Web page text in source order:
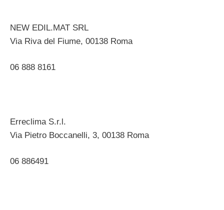
NEW EDIL.MAT SRL
Via Riva del Fiume, 00138 Roma ‎
06 888 8161
Erreclima S.r.l.
Via Pietro Boccanelli, 3, 00138 Roma ‎
06 886491